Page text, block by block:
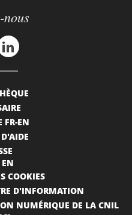
nous
FR-EN
EN
COOKIES
D'INFORMATION
NUMÉRIQUE DE LA CNIL